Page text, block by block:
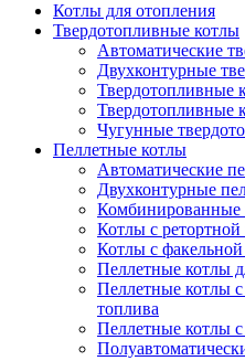
Котлы для отопления
Твердотопливные котлы
Автоматические
Двухконтурные
Твердотопливные
Твердотопливные
Чугунные
Пеллетные котлы
Автоматические
Двухконтурные
Комбинированные
Котлы с ретортной
Котлы с факельной
Пеллетные котлы
Пеллетные котлы с
топлива
Пеллетные котлы